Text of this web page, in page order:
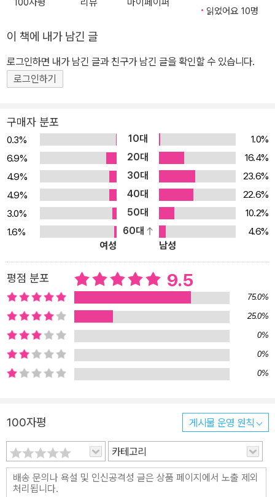
수 있었다. ‘극화의 아버지’로 평가받는 세계적인 만화가 다쓰미 요시
미 요시히로는 윌 아이스너 상, 데즈카 오사무 문화상, 앙굴렘 특별상
을 모두 수상한 세계적인 만화가로, 2015년 작고하기 전까지도 왕성
하게 창작 활동을 하던 거장이었다. 그런 다쓰미 요시히로의 작품들
을 싱가포르의 에릭 쿠 감독이 <동경 표류일기>라는 애니메이션 영
초청되면서 화제를 불러일으켰다. 이번에 한국에 출간된 『동경 표류
일기』는 영화화된 단편들을 뼈대로 삼아 만들어진, 다쓰미 요시히로
의 대표작 선집이라 할 수 있다. 비루함의 엔터테인먼트, 현실을 반영
한 만화 ‘극화’ 『동경 표류일기』에는 1970년대에 발표된 다쓰미 요
시히로의 작품 9편이 수록되어 있다. 미군을 상대로 몸을 파는 여자
와 비겁한 아버지의 이야기를 그린 「굿바이」, 히로시마 원폭 이후의
추악한 이야기를 다룬 「지옥」, 행복을 위해서 어머니를 버린 아들의
이야기 「도쿄 고려장」, 소음에 익숙해진 외로운 노동자의 이야기를 그
린 「내 사랑 몽키」 등 다쓰미 요시히로의 대표작들이다. 여기에 작품
해제와 다쓰미 요시히로 본인이 생전에 쓴 연보를 수록하여 이 책 한
권으로 다쓰미 요시히로라는 작가, 그리고 극화의 세계를 이해할 수
있도록 구성되었다. 다쓰미 요시히로가 극화를 통해서 그리고자 했던
건 현실이었다. 다쓰미의 만화에는 가난, 고독, 소외 등이 날카롭게 그
려진다. 주인공들은 거창한 인물들이 아니라 비루한 인물들이며, 현
실의 우리가 그러하듯 모순을 안고 있다. 작품들은 만화가 그려진 19
70년대의 시대상을 그대로 담으면서도, 그려진 이야기는 시대를 뛰
놓지 않는다. 이것이 그의 작품들이 ‘비루함의 엔터테인먼트’라 불리
면서 세계 만화 독자들의 가슴에 충격을 줄 수 있었던 요인일 것이다.
『동경 표류일기』는 만화를 사랑하는 독자뿐만 아니라, 예술과 현실의
관계에 대해서 생각하는 독자라면 꼭 한 번 읽어보아야 할 고전 중의
고전이다.
읽었어요 10명
이 책에 내가 남긴 글
로그인하면 내가 남긴 글과 친구가 남긴 글을 확인할 수 있습니다.
로그인하기
구매자 분포
0.3% 10대
1.0%
6.9%
20대
16.4%
4.9%
30대
23.6%
4.9%
40대
22.6%
3.0%
50대
10.2%
1.6%
60대
4.6%
여성
남성
평점 분포 9.5
75.0%
25.0%
0%
0%
0%
100자평 게시물 운영 원칙
카테고리